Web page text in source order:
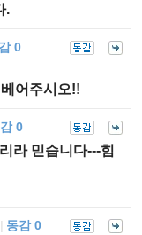
.
0
어주시오!!
0
라 믿습니다---힘
동감 0